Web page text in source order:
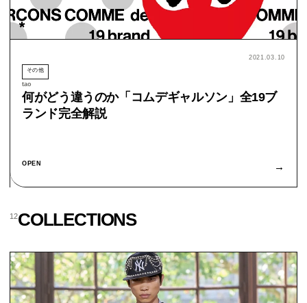
2021.03.10
その他
tao
何がどう違うのか「コムデギャルソン」全19ブ
ランド完全解説
OPEN →
12COLLECTIONS